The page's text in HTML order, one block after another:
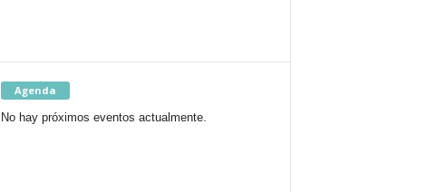
Agenda
No hay próximos eventos actualmente.